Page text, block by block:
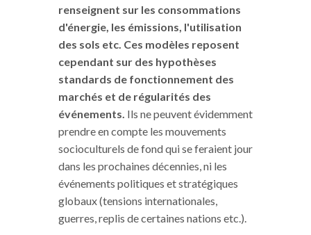
renseignent sur les consommations
d'énergie, les émissions, l'utilisation
des sols etc. Ces modèles reposent
cependant sur des hypothèses
standards de fonctionnement des
marchés et de régularités des
événements. Ils ne peuvent évidemment
prendre en compte les mouvements
socioculturels de fond qui se feraient jour
dans les prochaines décennies, ni les
événements politiques et stratégiques
globaux (tensions internationales,
guerres, replis de certaines nations etc.).